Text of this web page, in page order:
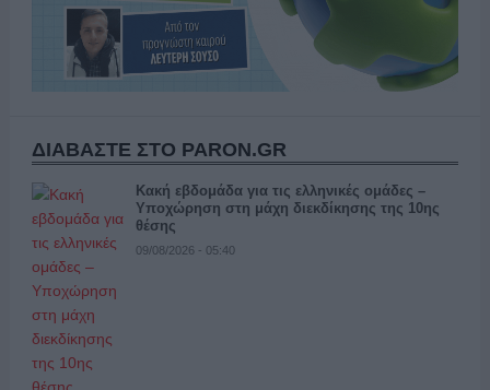
ΔΙΑΒΑΣΤΕ ΣΤΟ PARON.GR
Κακή εβδομάδα για τις ελληνικές ομάδες –
Υποχώρηση στη μάχη διεκδίκησης της 10ης
θέσης
09/08/2026 - 05:40